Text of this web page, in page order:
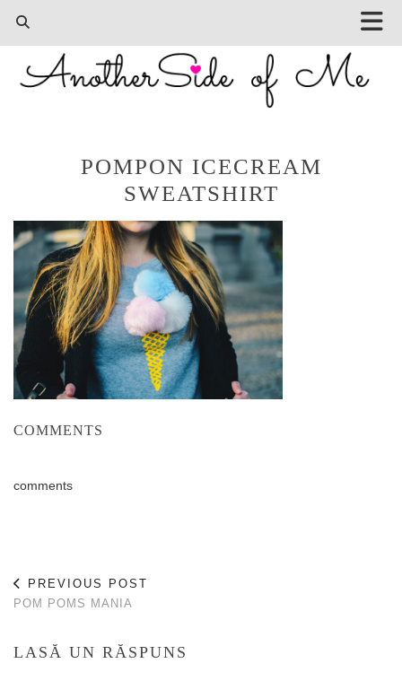
POMPON ICECREAM
SWEATSHIRT
COMMENTS
comments
PREVIOUS POST
POM POMS MANIA
LASĂ UN RĂSPUNS